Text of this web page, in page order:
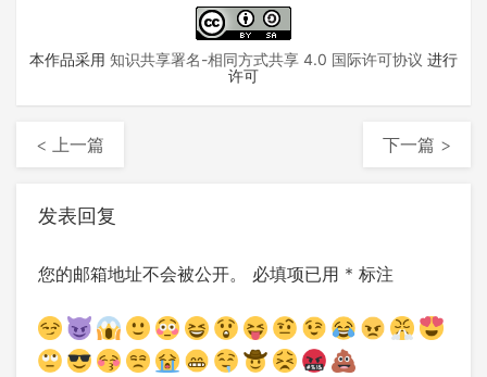
本作品采用 知识共享署名-相同方式共享 4.0 国际许可协议 进行
许可
< 上一篇 下一篇 >
发表回复
您的邮箱地址不会被公开。 必填项已用 * 标注